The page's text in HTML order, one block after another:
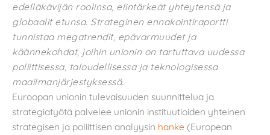
edelläkävijän roolinsa, elintärkeät yhteytensä ja
globaalit etunsa. Strateginen ennakointiraportti
tunnistaa megatrendit, epävarmuudet ja
käännekohdat, joihin unionin on tartuttava uudessa
poliittisessa, taloudellisessa ja teknologisessa
maailmanjärjestyksessä.
Euroopan unionin tulevaisuuden suunnittelua ja
strategiatyötä palvelee unionin instituutioiden yhteinen
strategisen ja poliittisen analyysin hanke (European